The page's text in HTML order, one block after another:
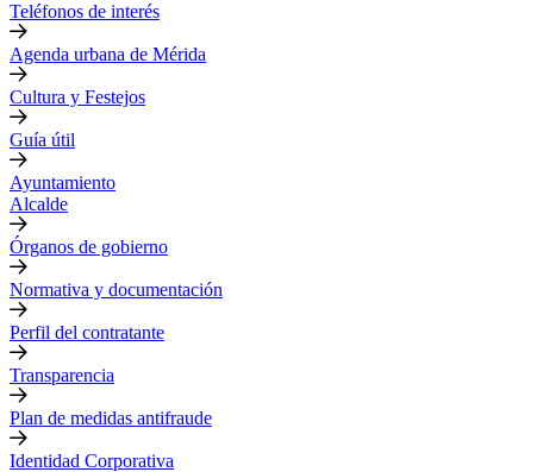
Teléfonos de interés
Agenda urbana de Mérida
Cultura y Festejos
Guía útil
Ayuntamiento
Alcalde
Órganos de gobierno
Normativa y documentación
Perfil del contratante
Transparencia
Plan de medidas antifraude
Identidad Corporativa